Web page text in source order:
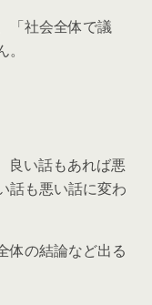
「社会全体で議
良い話もあれば悪
話も悪い話に変わ
体の結論など出る